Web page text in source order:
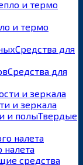
и термо
Средства для
Средства для
и зеркала
Твердые
налета